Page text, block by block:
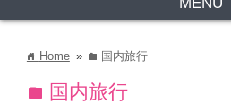
home Home » folder 国内旅行
folder 国内旅行